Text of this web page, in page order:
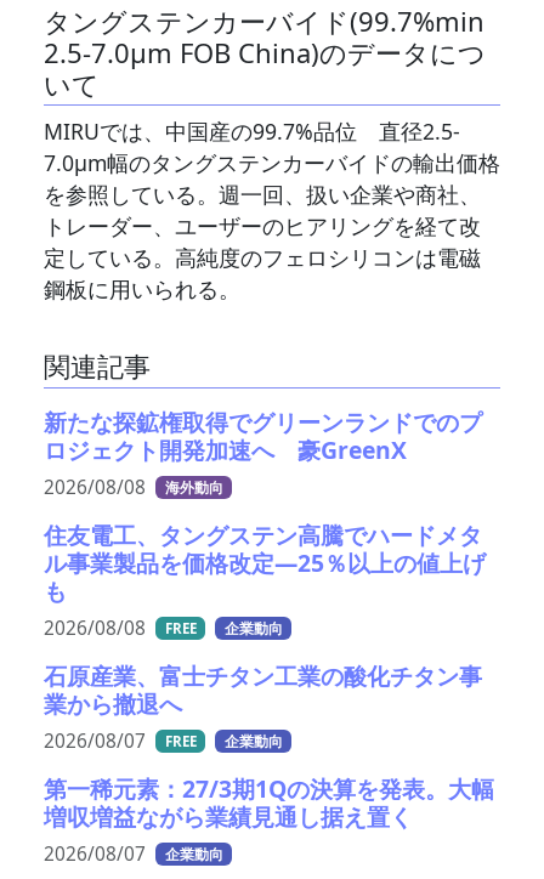
タングステンカーバイド(99.7%min
2.5-7.0μm FOB China)のデータにつ
いて
MIRUでは、中国産の99.7%品位 直径2.5-
7.0μm幅のタングステンカーバイドの輸出価格
を参照している。週一回、扱い企業や商社、
トレーダー、ユーザーのヒアリングを経て改
定している。高純度のフェロシリコンは電磁
鋼板に用いられる。
関連記事
新たな探鉱権取得でグリーンランドでのプ
ロジェクト開発加速へ 豪GreenX
2026/08/08 海外動向
住友電工、タングステン高騰でハードメタ
ル事業製品を価格改定―25％以上の値上げ
も
2026/08/08 FREE 企業動向
石原産業、富士チタン工業の酸化チタン事
業から撤退へ
2026/08/07 FREE 企業動向
第一稀元素：27/3期1Qの決算を発表。大幅
増収増益ながら業績見通し据え置く
2026/08/07 企業動向